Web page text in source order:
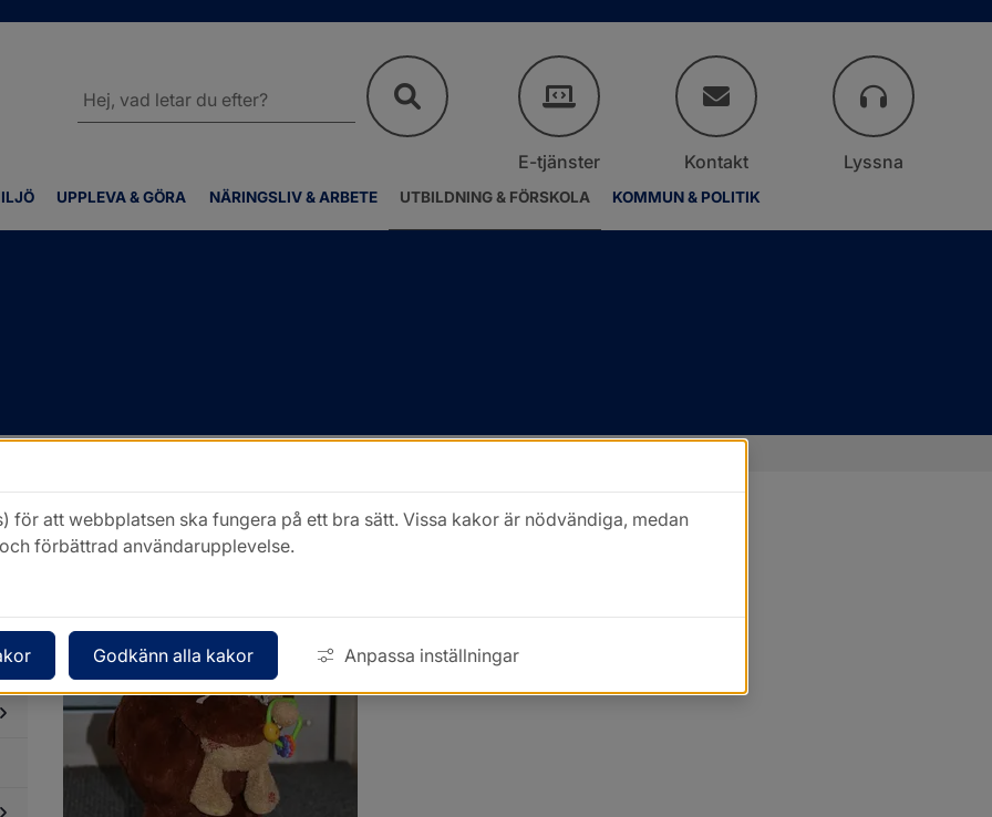
UPPLEVA & GÖRA NÄRINGSLIV & ARBETE UTBILDNING & FÖRSKOLA KOMMUN & POLITIK
webbplatsen
E-tjänster Kontakt Lyssna
för att webbplatsen ska fungera på ett bra sätt. Vissa kakor är nödvändiga, medan
förbättrad användarupplevelse.
Godkänn alla kakor Anpassa inställningar